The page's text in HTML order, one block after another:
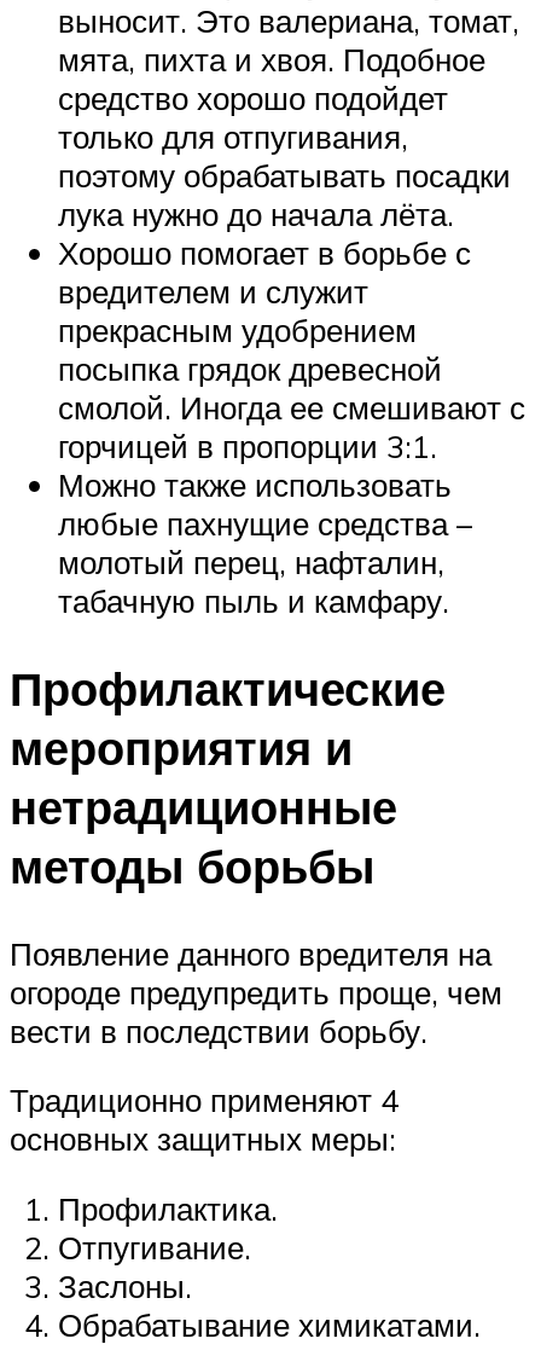
выносит. Это валериана, томат,
мята, пихта и хвоя. Подобное
средство хорошо подойдет
только для отпугивания,
поэтому обрабатывать посадки
лука нужно до начала лёта.
Хорошо помогает в борьбе с
вредителем и служит
прекрасным удобрением
посыпка грядок древесной
смолой. Иногда ее смешивают с
горчицей в пропорции 3:1.
Можно также использовать
любые пахнущие средства –
молотый перец, нафталин,
табачную пыль и камфару.
Профилактические
мероприятия и
нетрадиционные
методы борьбы
Появление данного вредителя на
огороде предупредить проще, чем
вести в последствии борьбу.
Традиционно применяют 4
основных защитных меры:
Профилактика.
Отпугивание.
Заслоны.
Обрабатывание химикатами.